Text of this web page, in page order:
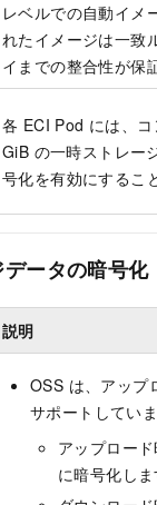
レベルでの自動イメ
れたイメージは一致
イまでの整合性が保
各 ECI Pod には、
GiB の一時ストレー
号化を有効にするこ
ータの暗号化
説明
OSS は、アップ
サポートしていま
アップロー
に暗号化しま